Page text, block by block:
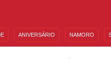
ANIVERSÁRIO NAMORO